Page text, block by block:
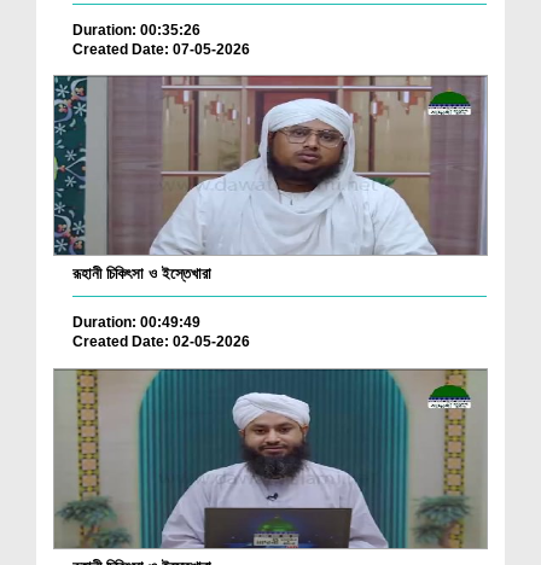
Duration: 00:35:26
Created Date: 07-05-2026
রূহানী চিকিৎসা ও ইস্তেখারা
Duration: 00:49:49
Created Date: 02-05-2026